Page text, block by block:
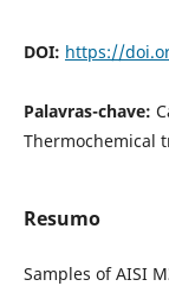
DOI: https://
Palavras-chave:
Thermochemical
Resumo
Samples of AISI